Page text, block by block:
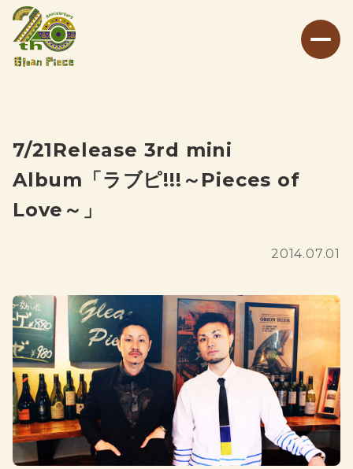
7/21Release 3rd mini
Album「ラブピ!!!～Pieces of
Love～」
2014.07.01